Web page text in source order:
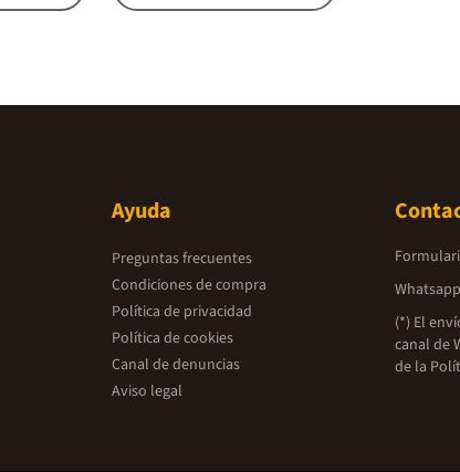
Ayuda
Preguntas frecuentes
Condiciones de compra
Política de privacidad
Política de cookies
Canal de denuncias
Aviso legal
Whatsapp
(*) El
canal de
de la